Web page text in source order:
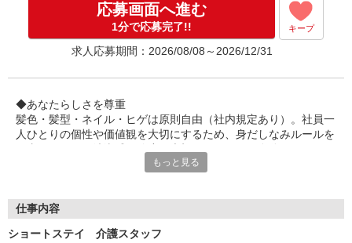
▼下記別途支給
通勤手当
年末年始手当：380円/時
寸志あり：年2回（6月・12月）
※業績による
特別報酬：平均34.1万円（最高額135万円）
※2025年6月支給実績
※処遇改善手当は試用期間中(3ヶ月)は支給なし
応募画面へ進む
1分で応募完了!! キープ
求人応募期間：2026/08/08～2026/12/31
◆あなたらしさを尊重
髪色・髪型・ネイル・ヒゲは原則自由（社内規定あり）。社員一
人ひとりの個性や価値観を大切にするため、身だしなみルールを
イルで無理なく働ける環境です。
働いた分の給与を給料日前に受け取れる「給与前払い制度」を導
生制度です。※入社翌月の第5営業日より利用可能
もっと見る
仕事内容
ショートステイ 介護スタッフ